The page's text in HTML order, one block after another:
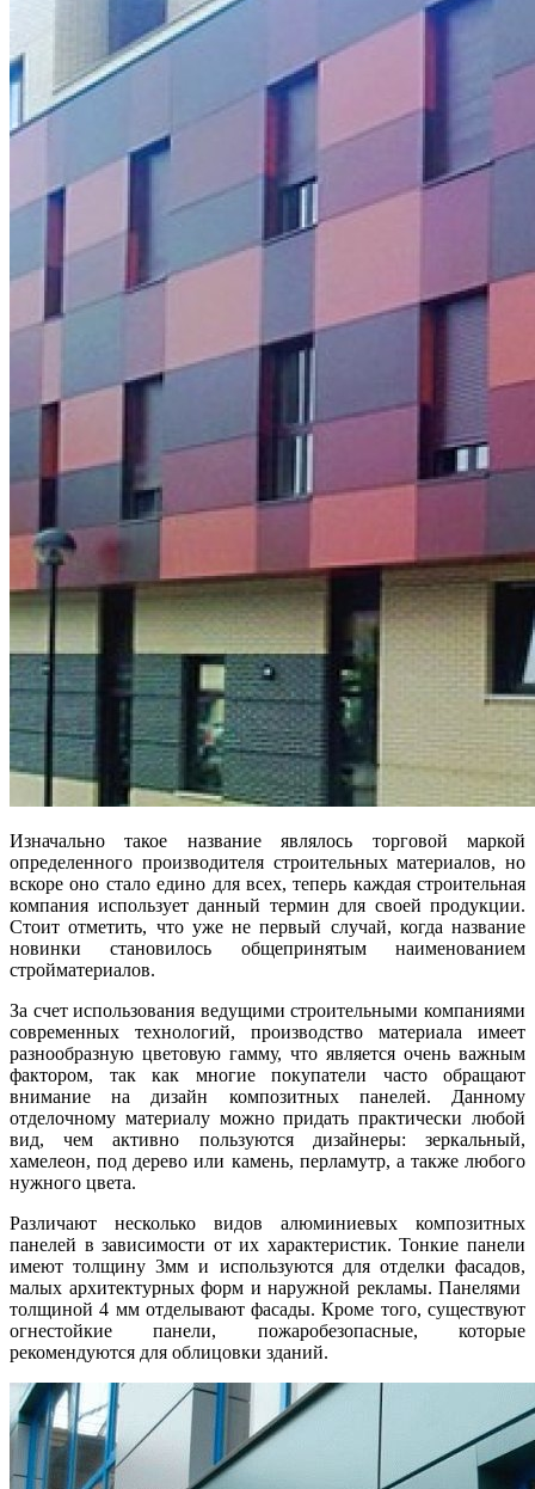
Изначально такое название являлось торговой маркой
определенного производителя строительных материалов, но
вскоре оно стало едино для всех, теперь каждая строительная
компания использует данный термин для своей продукции.
Стоит отметить, что уже не первый случай, когда название
новинки становилось общепринятым наименованием
стройматериалов.
За счет использования ведущими строительными компаниями
современных технологий, производство материала имеет
разнообразную цветовую гамму, что является очень важным
фактором, так как многие покупатели часто обращают
внимание на дизайн композитных панелей. Данному
отделочному материалу можно придать практически любой
вид, чем активно пользуются дизайнеры: зеркальный,
хамелеон, под дерево или камень, перламутр, а также любого
нужного цвета.
Различают несколько видов алюминиевых композитных
панелей в зависимости от их характеристик. Тонкие панели
имеют толщину 3мм и используются для отделки фасадов,
малых архитектурных форм и наружной рекламы. Панелями
толщиной 4 мм отделывают фасады. Кроме того, существуют
огнестойкие панели, пожаробезопасные, которые
рекомендуются для облицовки зданий.